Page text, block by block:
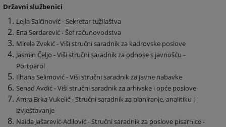
Državni službenici
Lejla Salčinović - Sekretar tužilaštva
Ena Serdarević - Šef računovodstva
Mirela Zvekić - Viši stručni saradnik za kadrovske poslove
Jasmin Čeljo - Viši stručni saradnik za odnose s javnošću -
Portparol
Ilhana Selimović - Viši stručni saradnik za javne nabavke
Senad Avdić - Viši stručni saradnik za arhivske i opće poslove
Amra Brka Vukelić - Stručni saradnik za planiranje, analitiku i
izvještavanje
Naida Jašarević-Adilović - Stručni saradnik za poslove pisarnice -